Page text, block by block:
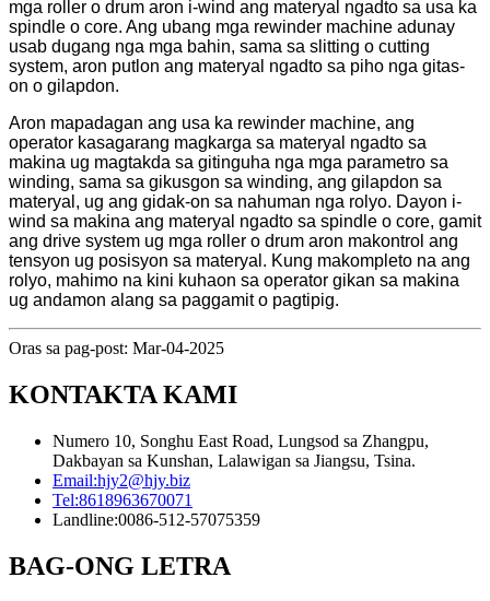
mga roller o drum aron i-wind ang materyal ngadto sa usa ka
spindle o core. Ang ubang mga rewinder machine adunay
usab dugang nga mga bahin, sama sa slitting o cutting
system, aron putlon ang materyal ngadto sa piho nga gitas-
on o gilapdon.
Aron mapadagan ang usa ka rewinder machine, ang
operator kasagarang magkarga sa materyal ngadto sa
makina ug magtakda sa gitinguha nga mga parametro sa
winding, sama sa gikusgon sa winding, ang gilapdon sa
materyal, ug ang gidak-on sa nahuman nga rolyo. Dayon i-
wind sa makina ang materyal ngadto sa spindle o core, gamit
ang drive system ug mga roller o drum aron makontrol ang
tensyon ug posisyon sa materyal. Kung makompleto na ang
rolyo, mahimo na kini kuhaon sa operator gikan sa makina
ug andamon alang sa paggamit o pagtipig.
Oras sa pag-post: Mar-04-2025
KONTAKTA KAMI
Numero 10, Songhu East Road, Lungsod sa Zhangpu,
Dakbayan sa Kunshan, Lalawigan sa Jiangsu, Tsina.
Email:hjy2@hjy.biz
Tel:8618963670071
Landline:0086-512-57075359
BAG-ONG LETRA